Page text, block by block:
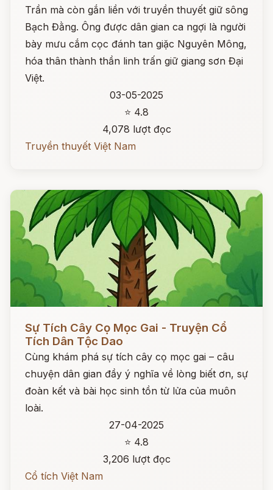
Trần mà còn gắn liền với truyền thuyết giữ sông
Bạch Đằng. Ông được dân gian ca ngợi là người
bày mưu cắm cọc đánh tan giặc Nguyên Mông,
hóa thân thành thần linh trấn giữ giang sơn Đại
Việt.
03-05-2025
⭐ 4.8
4,078 lượt đọc
Truyền thuyết Việt Nam
Sự Tích Cây Cọ Mọc Gai - Truyện Cổ
Tích Dân Tộc Dao
Cùng khám phá sự tích cây cọ mọc gai – câu
chuyện dân gian đầy ý nghĩa về lòng biết ơn, sự
đoàn kết và bài học sinh tồn từ lửa của muôn
loài.
27-04-2025
⭐ 4.8
3,206 lượt đọc
Cổ tích Việt Nam